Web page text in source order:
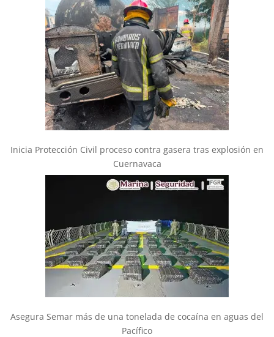
Inicia Protección Civil proceso contra gasera tras explosión en
Cuernavaca
Asegura Semar más de una tonelada de cocaína en aguas del
Pacífico